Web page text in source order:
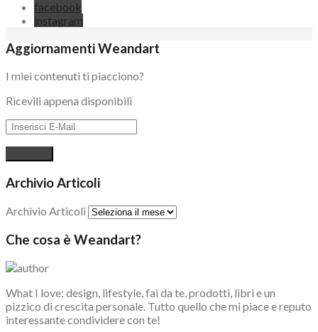
facebook
instagram
Aggiornamenti Weandart
I miei contenuti ti piacciono?
Ricevili appena disponibili
Archivio Articoli
Archivio Articoli
Che cosa è Weandart?
What I love: design, lifestyle, fai da te, prodotti, libri e un
pizzico di crescita personale. Tutto quello che mi piace e reputo
interessante condividere con te!